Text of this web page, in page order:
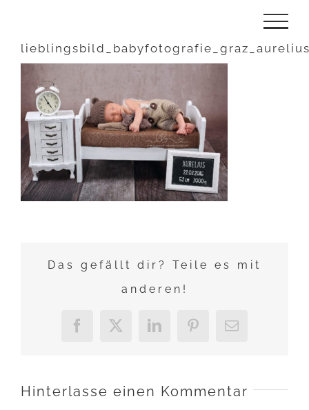
springen
Das gefällt dir? Teile es mit
anderen!
Facebook
X LinkedInPinterest
E-
Hinterlasse einen Kommentar